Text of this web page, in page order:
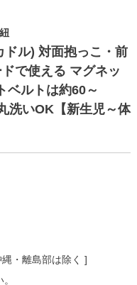
ル) 対面抱っこ・前
で使える マグネッ
ベルトは約60～
洗いOK【新生児～体
・離島部は除く